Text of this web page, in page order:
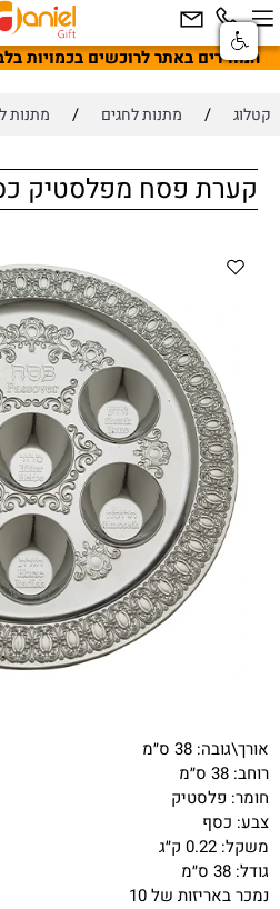
המחירים באתר לרוכשים בכמויות
קטלוג / מתנות לחגים / מתנות
קערת פסח מפלסטיק כסף 38
אורך\גובה: 38 ס״מ
רוחב: 38 ס״מ
חומר: פלסטיק
צבע: כסף
משקל: 0.22 ק״ג
גודל: 38 ס״מ
נמכר באריזות של 10